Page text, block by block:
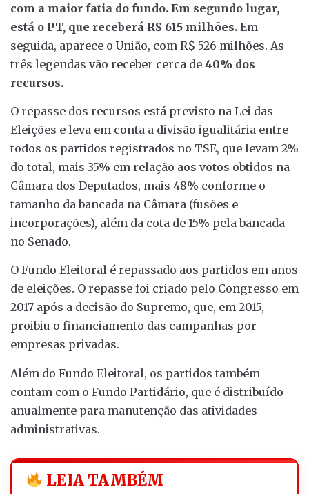
com a maior fatia do fundo. Em segundo lugar,
está o PT, que receberá R$ 615 milhões. Em
seguida, aparece o União, com R$ 526 milhões. As
três legendas vão receber cerca de 40% dos
recursos.
O repasse dos recursos está previsto na Lei das
Eleições e leva em conta a divisão igualitária entre
todos os partidos registrados no TSE, que levam 2%
do total, mais 35% em relação aos votos obtidos na
Câmara dos Deputados, mais 48% conforme o
tamanho da bancada na Câmara (fusões e
incorporações), além da cota de 15% pela bancada
no Senado.
O Fundo Eleitoral é repassado aos partidos em anos
de eleições. O repasse foi criado pelo Congresso em
2017 após a decisão do Supremo, que, em 2015,
proibiu o financiamento das campanhas por
empresas privadas.
Além do Fundo Eleitoral, os partidos também
contam com o Fundo Partidário, que é distribuído
anualmente para manutenção das atividades
administrativas.
LEIA TAMBÉM